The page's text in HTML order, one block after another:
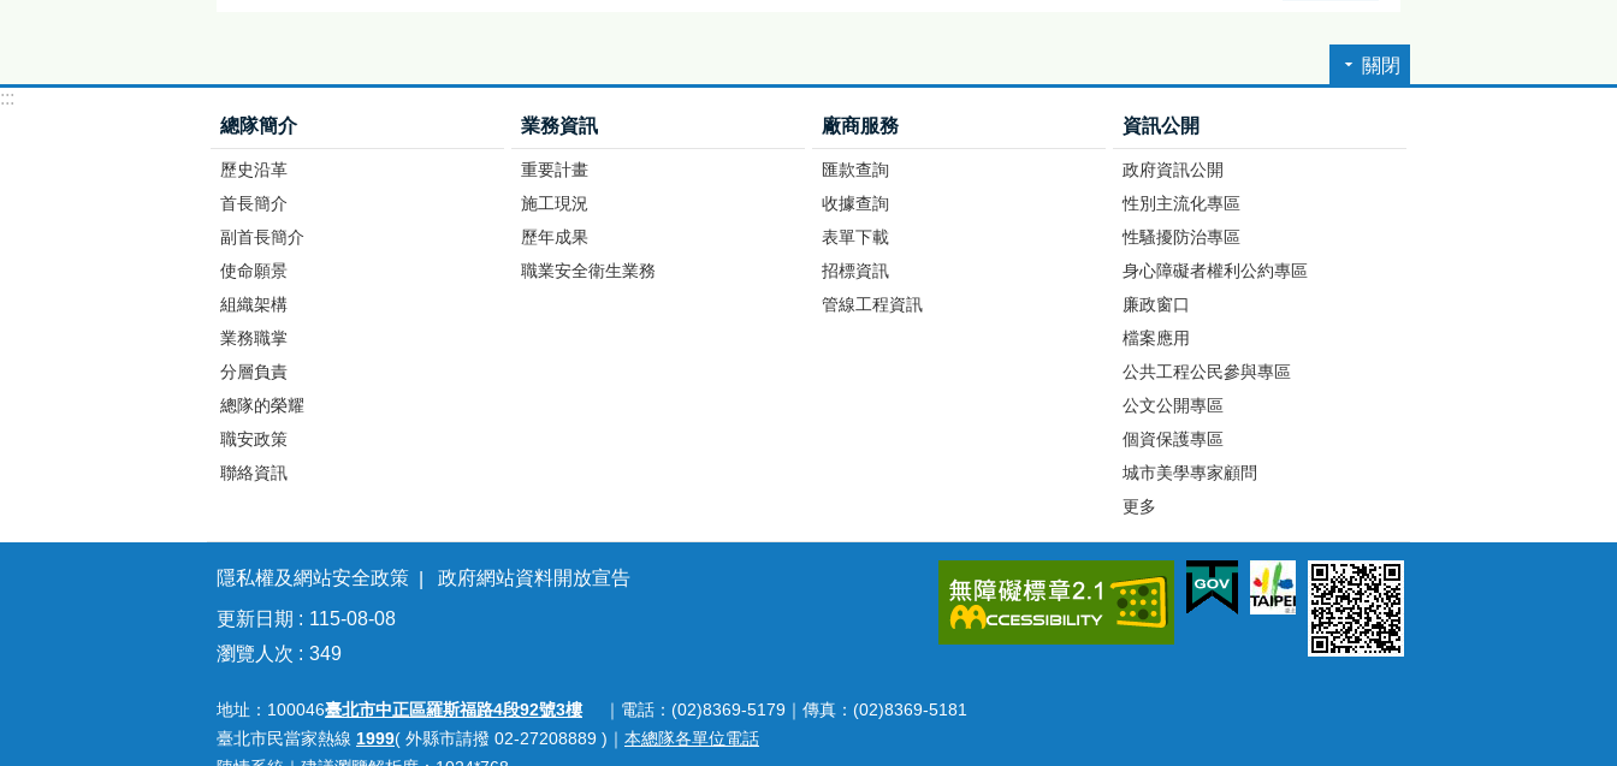
關閉
:::
總隊簡介
歷史沿革
首長簡介
副首長簡介
使命願景
組織架構
業務職掌
分層負責
總隊的榮耀
職安政策
聯絡資訊
業務資訊
重要計畫
施工現況
歷年成果
職業安全衛生業務
廠商服務
匯款查詢
收據查詢
表單下載
招標資訊
管線工程資訊
資訊公開
政府資訊公開
性別主流化專區
性騷擾防治專區
身心障礙者權利公約專區
廉政窗口
檔案應用
公共工程公民參與專區
公文公開專區
個資保護專區
城市美學專家顧問
更多
隱私權及網站安全政策
政府網站資料開放宣告
更新日期
115-08-08
瀏覽人次
349
地址：100046臺北市中正區羅斯福路4段92號3樓｜電話：(02)8369-5179｜傳真：(02)8369-5181
臺北市民當家熱線 1999( 外縣市請撥 02-27208889 )｜ 本總隊各單位電話